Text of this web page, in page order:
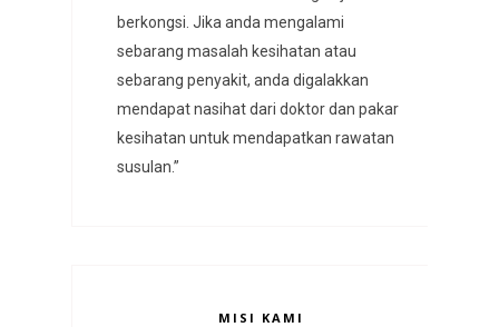
berkongsi. Jika anda mengalami
sebarang masalah kesihatan atau
sebarang penyakit, anda digalakkan
mendapat nasihat dari doktor dan pakar
kesihatan untuk mendapatkan rawatan
susulan.”
MISI KAMI